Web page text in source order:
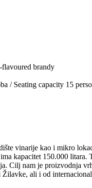
brandy
/ Seating capacity 15
vinarije kao i mikro
kapacitet 150.000 litara.
Cilj nam je proizvodnja
ali i od